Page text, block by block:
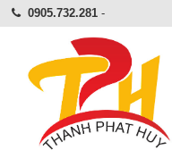
0905.732.281-